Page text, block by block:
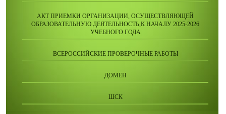
АКТ ПРИЕМКИ ОРГАНИЗАЦИИ, ОСУЩЕСТВЛЯЮЩЕЙ
ОБРАЗОВАТЕЛЬНУЮ ДЕЯТЕЛЬНОСТЬ,К НАЧАЛУ 2025-2026
УЧЕБНОГО ГОДА
ВСЕРОССИЙСКИЕ ПРОВЕРОЧНЫЕ РАБОТЫ
ДОМЕН
ШСК